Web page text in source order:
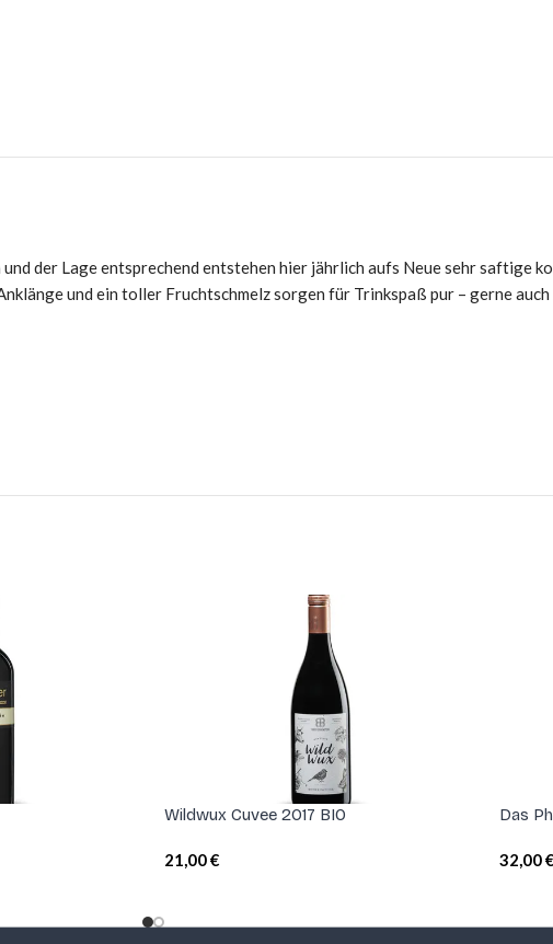
der Lage entsprechend entstehen hier jährlich aufs Neue sehr saftige
und ein toller Fruchtschmelz sorgen für Trinkspaß pur – gerne auch
Wildwux Cuvee 2017 BIO
21,00€
Das
32,00€